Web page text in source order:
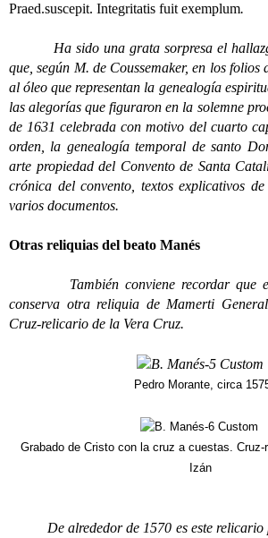
Praed.suscepit. Integritatis fuit exemplum.
Ha sido una grata sorpresa el
que, según M. de Coussemaker, en los folios
al óleo que representan la genealogía
las alegorías que figuraron en la solemne
de 1631 celebrada con motivo del cuarto
orden, la genealogía temporal de santo
arte propiedad del Convento de Santa
crónica del convento, textos explicativos de
varios documentos.
Otras reliquias del beato Manés
También conviene recordar que en
conserva otra reliquia de Mamerti
Cruz-relicario de la Vera Cruz.
Pedro Morante, circa
Grabado de Cristo con la cruz a cuestas.
Izán
De alrededor de 1570 es este relicario